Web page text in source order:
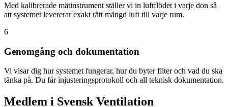
Med kalibrerade mätinstrument ställer vi in luftflödet i varje don så
att systemet levererar exakt rätt mängd luft till varje rum.
6
Genomgång och dokumentation
Vi visar dig hur systemet fungerar, hur du byter filter och vad du ska
tänka på. Du får injusteringsprotokoll och all teknisk dokumentation.
Medlem i Svensk Ventilation